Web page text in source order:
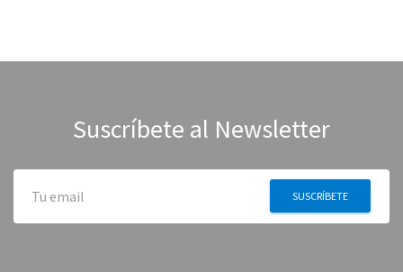
Suscríbete al Newsletter